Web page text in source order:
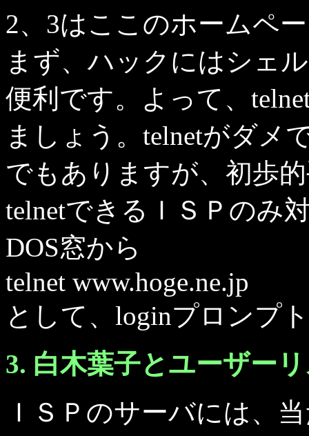
2、3はここのホームペ
まず、ハックにはシェ
便利です。よって、
ましょう。telnetがダメ
でもありますが、初歩
telnetできるＩＳＰのみ
DOS窓から
telnet www.hoge.ne.jp
として、loginプロンプ
3. 白木葉子とユーザー
ＩＳＰのサーバには、